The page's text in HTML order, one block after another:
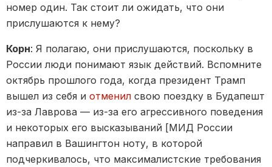
номер один. Так стоит ли ожидать, что они
прислушаются к нему?
Корн: Я полагаю, они прислушаются, поскольку в
России люди понимают язык действий. Вспомните
октябрь прошлого года, когда президент Трамп
вышел из себя и отменил свою поездку в Будапешт
из-за Лаврова — из-за его агрессивного поведения
и некоторых его высказываний [МИД России
направил в Вашингтон ноту, в которой
подчеркивалось, что максималистские требования